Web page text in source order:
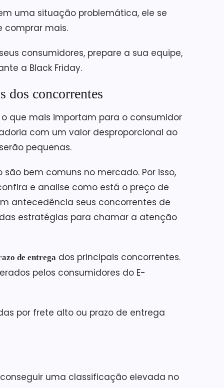
uma situação problemática, ele se
comprar mais.
consumidores, prepare a sua equipe,
a Black Friday.
dos concorrentes
que mais importam para o consumidor
com um valor desproporcional ao
pequenas.
bem comuns no mercado. Por isso,
e analise como está o preço de
antecedência seus concorrentes de
estratégias para chamar a atenção
de entrega dos principais concorrentes.
pelos consumidores do E-
por frete alto ou prazo de entrega
uma classificação elevada no